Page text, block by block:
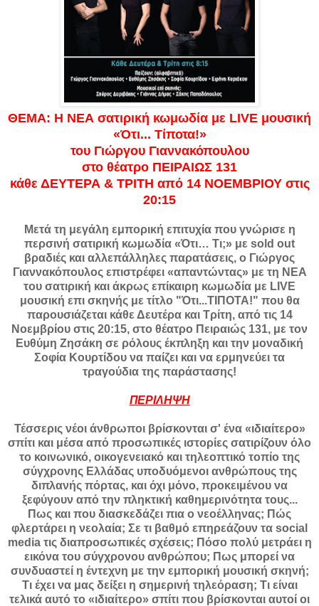
ΘΕΜΑ: Η ΝΕΑ σατιρική κωμωδία με LIVE μουσική
«Ότι... Τίποτα!»
του Γιώργου Γιαννακόπουλου
στο θέατρο ΠΕΙΡΑΙΩΣ 131
κάθε ΔΕΥΤΕΡΑ & ΤΡΙΤΗ από 14 ΝΟΕΜΒΡΙΟΥ στις
20:15
Μετά τη μεγάλη εμπορική επιτυχία που γνώρισε η
περσινή σατιρική κωμωδία «Ότι… Τι;» με sold out
βραδιές και αλλεπάλληλες παρατάσεις, ο Γιώργος
Γιαννακόπουλος επιστρέφει «απαντώντας» με τη ΝΕΑ
του σατιρική και άκρως επίκαιρη κωμωδία με LIVE
μουσική επι σκηνής με τίτλο "Ότι...ΤΙΠΟΤΑ!" που θα
παρουσιάζεται κάθε Δευτέρα και Τρίτη, από τις 14
Νοεμβρίου στις 20:15, στο θέατρο Πειραιώς 131, με τον
Ευθύμη Ζησάκη σε ρόλους έκπληξη και την μοναδική
Σοφία Κουρτίδου να παίζει και να ερμηνεύει τα
τραγούδια της παράστασης!
ΠΕΡΙΛΗΨΗ
Τέσσερις νέοι άνθρωποι βρίσκονται σ' ένα «ιδιαίτερο»
σπίτι και μέσα από προσωπικές ιστορίες σατιρίζουν όλο
το κοινωνικό, οικογενειακό και τηλεοπτικό τοπίο της
σύγχρονης Ελλάδας υποδυόμενοι ανθρώπους της
διπλανής πόρτας, και όχι μόνο, προκειμένου να
ξεφύγουν από την πληκτική καθημερινότητα τους...
Πως και που διασκεδάζει πια ο νεοέλληνας; Πώς
φλερτάρει η νεολαία; Σε τι βαθμό επηρεάζουν τα social
media τις διαπροσωπικές σχέσεις; Πόσο πολύ μετράει η
εικόνα του σύγχρονου ανθρώπου; Πως μπορεί να
συνδυαστεί η έντεχνη με την εμπορική μουσική σκηνή;
Τι έχει να μας δείξει η σημερινή τηλεόραση; Τι είναι
τελικά αυτό το «ιδιαίτερο» σπίτι που βρίσκονται αυτοί οι